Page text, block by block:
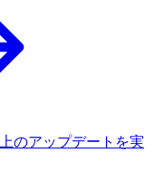
のアップデートを実